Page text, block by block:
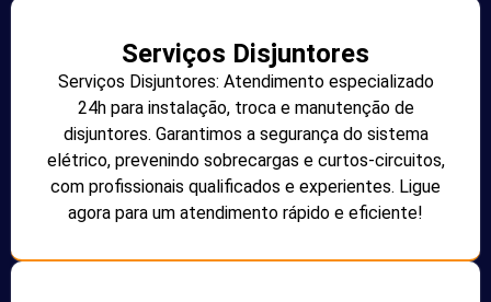
Serviços Disjuntores
Serviços Disjuntores: Atendimento especializado
24h para instalação, troca e manutenção de
disjuntores. Garantimos a segurança do sistema
elétrico, prevenindo sobrecargas e curtos-circuitos,
com profissionais qualificados e experientes. Ligue
agora para um atendimento rápido e eficiente!